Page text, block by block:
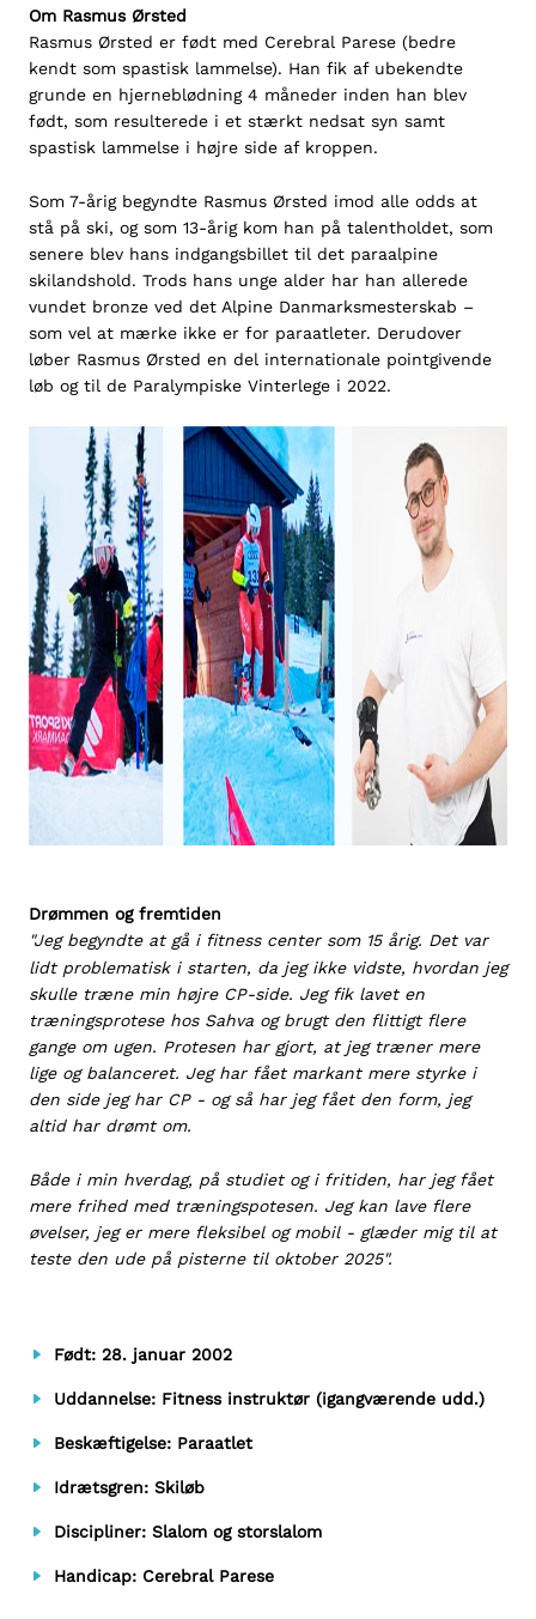
Om Rasmus Ørsted
Rasmus Ørsted er født med Cerebral Parese (bedre
kendt som spastisk lammelse). Han fik af ubekendte
grunde en hjerneblødning 4 måneder inden han blev
født, som resulterede i et stærkt nedsat syn samt
spastisk lammelse i højre side af kroppen.
Som 7-årig begyndte Rasmus Ørsted imod alle odds at
stå på ski, og som 13-årig kom han på talentholdet, som
senere blev hans indgangsbillet til det paraalpine
skilandshold. Trods hans unge alder har han allerede
vundet bronze ved det Alpine Danmarksmesterskab –
som vel at mærke ikke er for paraatleter. Derudover
løber Rasmus Ørsted en del internationale pointgivende
løb og til de Paralympiske Vinterlege i 2022.
Drømmen og fremtiden
"Jeg begyndte at gå i fitness center som 15 årig. Det var
lidt problematisk i starten, da jeg ikke vidste, hvordan jeg
skulle træne min højre CP-side. Jeg fik lavet en
træningsprotese hos Sahva og brugt den flittigt flere
gange om ugen. Protesen har gjort, at jeg træner mere
lige og balanceret. Jeg har fået markant mere styrke i
den side jeg har CP - og så har jeg fået den form, jeg
altid har drømt om.
Både i min hverdag, på studiet og i fritiden, har jeg fået
mere frihed med træningspotesen. Jeg kan lave flere
øvelser, jeg er mere fleksibel og mobil - glæder mig til at
teste den ude på pisterne til oktober 2025".
Født: 28. januar 2002
Uddannelse: Fitness instruktør (igangværende udd.)
Beskæftigelse: Paraatlet
Idrætsgren: Skiløb
Discipliner: Slalom og storslalom
Handicap: Cerebral Parese